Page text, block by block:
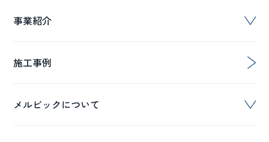
事業紹介
施工事例
メルビックについて